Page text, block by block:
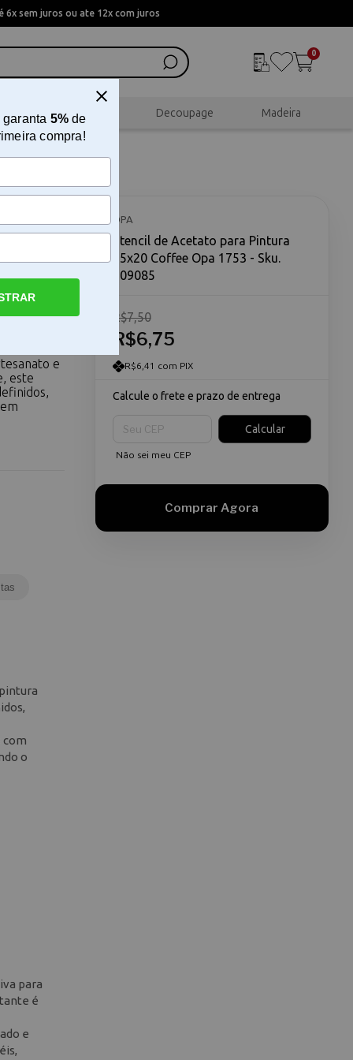
6x sem juros ou ate 12x com juros
0
Scrapbook Decoupage Madeira
Opa
e
este
OPA
Stencil de Acetato para Pintura
15x20 Coffee Opa 1753 - Sku.
109085
R$6,75
R$7,50
R$6,41 com PIX
Calcule o frete e prazo de entrega
Calcular
Não sei meu CEP
com
o
para
é
e
garanta 5%de
compra!